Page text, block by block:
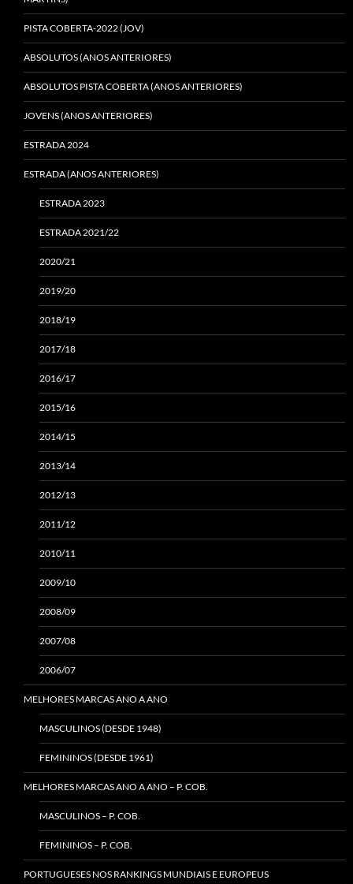
PISTA COBERTA-2022 (JOV)
ABSOLUTOS (ANOS ANTERIORES)
ABSOLUTOS PISTA COBERTA (ANOS ANTERIORES)
JOVENS (ANOS ANTERIORES)
ESTRADA 2024
ESTRADA (ANOS ANTERIORES)
ESTRADA 2023
ESTRADA 2021/22
2020/21
2019/20
2018/19
2017/18
2016/17
2015/16
2014/15
2013/14
2012/13
2011/12
2010/11
2009/10
2008/09
2007/08
2006/07
MELHORES MARCAS ANO A ANO
MASCULINOS (DESDE 1948)
FEMININOS (DESDE 1961)
MELHORES MARCAS ANO A ANO – P. COB.
MASCULINOS – P. COB.
FEMININOS – P. COB.
PORTUGUESES NOS RANKINGS MUNDIAIS E EUROPEUS